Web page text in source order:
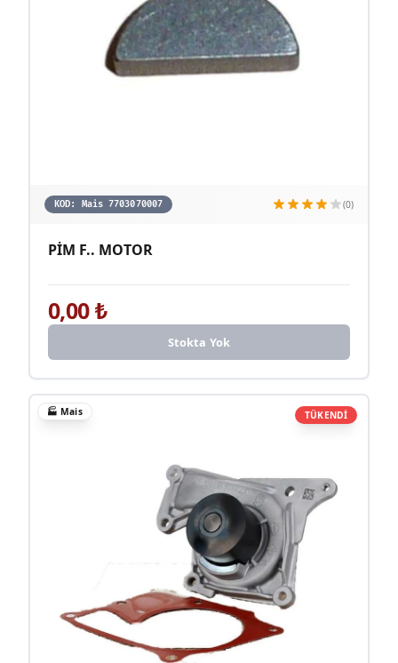
KOD: Mais 7703070007 (0)
PİM F.. MOTOR
0,00₺
Stokta Yok
TÜKENDİ
🏭 Mais